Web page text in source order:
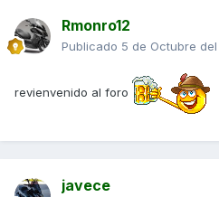
Rmonro12
Publicado 5 de Octubre del
revienvenido al foro
javece